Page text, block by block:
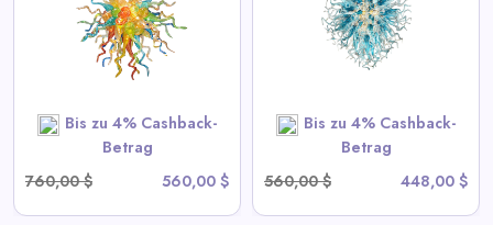
Bis zu 4% Cashback-
Betrag
760,00 $
560,00 $
Bis zu 4% Cashback-
Betrag
560,00 $
448,00 $
View All BeyPan Deals
SHOP NOW